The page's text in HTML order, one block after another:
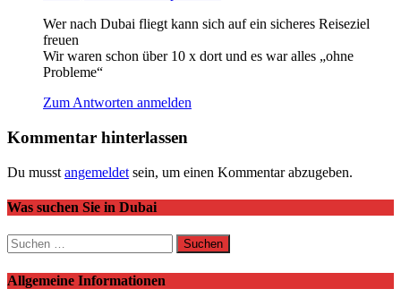
Wer nach Dubai fliegt kann sich auf ein sicheres Reiseziel
freuen
Wir waren schon über 10 x dort und es war alles „ohne
Probleme“
Zum Antworten anmelden
Kommentar hinterlassen
Du musst angemeldet sein, um einen Kommentar abzugeben.
Was suchen Sie in Dubai
Suchen
nach:
Allgemeine Informationen